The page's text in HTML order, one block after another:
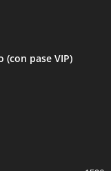
(con pase VIP)